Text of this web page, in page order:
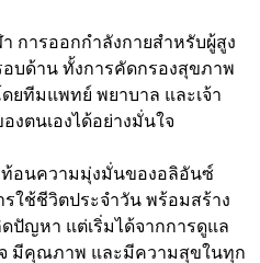
การออกกำลังกายสำหรับผู้สูง
บด้าน ทั้งการคัดกรองสุขภาพ
ยทีมแพทย์ พยาบาล และเจ้า
ตนเองได้อย่างมั่นใจ
ท้อนความมุ่งมั่นของอลิอันซ์
ใช้ชีวิตประจำวัน พร้อมสร้าง
ปัญหา แต่เริ่มได้จากการดูแล
มีคุณภาพ และมีความสุขในทุก